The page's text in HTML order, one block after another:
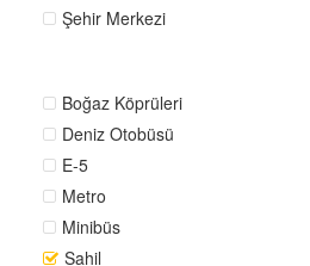
Şehir Merkezi
Boğaz Köprüleri
Deniz Otobüsü
E-5
Metro
Minibüs
Sahil